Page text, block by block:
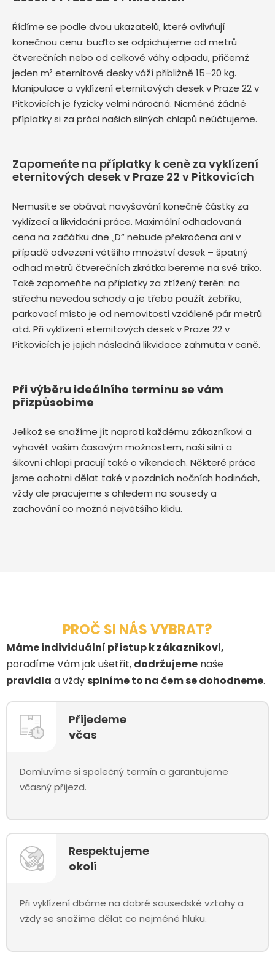
Řídíme se podle dvou ukazatelů, které ovlivňují
konečnou cenu: buďto se odpichujeme od metrů
čtverečních nebo od celkové váhy odpadu, přičemž
jeden m² eternitové desky váží přibližně 15–20 kg.
Manipulace a vyklízení eternitových desek v Praze 22 v
Pitkovicích je fyzicky velmi náročná. Nicméně žádné
příplatky si za práci našich silných chlapů neúčtujeme.
Zapomeňte na příplatky k ceně za vyklízení
eternitových desek v Praze 22 v Pitkovicích
Nemusíte se obávat navyšování konečné částky za
vyklízecí a likvidační práce. Maximální odhadovaná
cena na začátku dne „D“ nebude překročena ani v
případě odvezení většího množství desek – špatný
odhad metrů čtverečních zkrátka bereme na své triko.
Také zapomeňte na příplatky za ztížený terén: na
střechu nevedou schody a je třeba použít žebříku,
parkovací místo je od nemovitosti vzdálené pár metrů
atd. Při vyklízení eternitových desek v Praze 22 v
Pitkovicích je jejich následná likvidace zahrnuta v ceně.
Při výběru ideálního termínu se vám
přizpůsobíme
Jelikož se snažíme jít naproti každému zákazníkovi a
vyhovět vašim časovým možnostem, naši silní a
šikovní chlapi pracují také o víkendech. Některé práce
jsme ochotni dělat také v pozdních nočních hodinách,
vždy ale pracujeme s ohledem na sousedy a
zachování co možná největšího klidu.
PROČ SI NÁS VYBRAT?
Máme individuální přístup k zákazníkovi,
poradíme Vám jak ušetřit, dodržujeme naše
pravidla a vždy splníme to na čem se dohodneme.
Přijedeme
včas
Domluvíme si společný termín a garantujeme
včasný příjezd.
Respektujeme
okolí
Při vyklízení dbáme na dobré sousedské vztahy a
vždy se snažíme dělat co nejméně hluku.